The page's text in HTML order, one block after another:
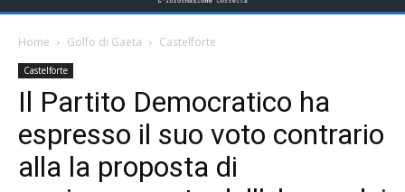
Home Golfo di Gaeta Castelforte
Castelforte
Il Partito Democratico ha
espresso il suo voto contrario
alla la proposta di